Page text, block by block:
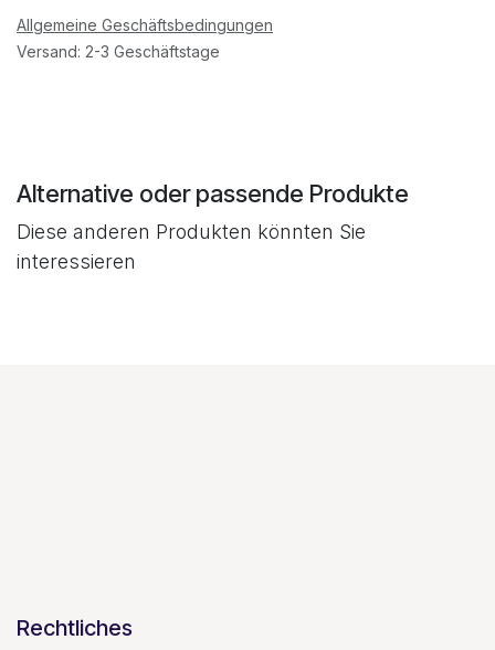
Allgemeine Geschäftsbedingungen
Versand: 2-3 Geschäftstage
Alternative oder passende Produkte
Diese anderen Produkten könnten Sie
interessieren
Rechtliches